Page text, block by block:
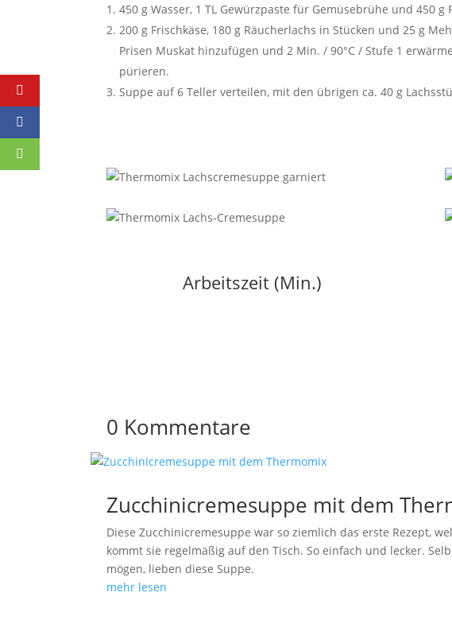
450 g Wasser, 1 TL Gewürzpaste für Gemüsebrühe und 450
200 g Frischkäse, 180 g Räucherlachs in Stücken und 25 g
Prisen Muskat hinzufügen und 2 Min. / 90°C / Stufe 1
pürieren.
Suppe auf 6 Teller verteilen, mit den übrigen ca. 40 g
Arbeitszeit (Min.)
0 Kommentare
Zucchinicremesuppe mit dem
Diese Zucchinicremesuppe war so ziemlich das erste Rezept,
kommt sie regelmäßig auf den Tisch. So einfach und lecker.
mögen, lieben diese Suppe.
mehr lesen